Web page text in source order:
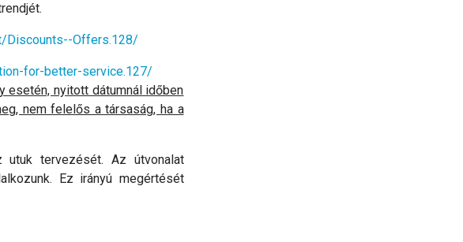
Discounts--Offers.128/
for-better-service.127/
esetén, nyitott dátumnál időben
nem felelős a társaság, ha a
utuk tervezését. Az útvonalat
Ez irányú megértését